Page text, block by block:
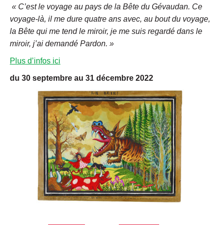
« C’est le voyage au pays de la Bête du Gévaudan. Ce
voyage-là, il me dure quatre ans avec, au bout du voyage,
la Bête qui me tend le miroir, je me suis regardé dans le
miroir, j’ai demandé Pardon. »
Plus d’infos ici
du 30 septembre au 31 décembre 2022